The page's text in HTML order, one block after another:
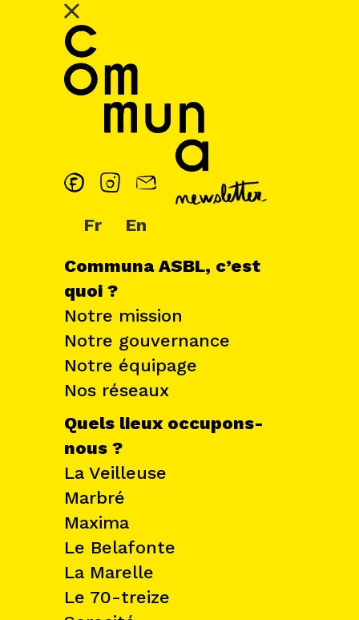
Fr En
Communa ASBL, c’est
quoi ?
Notre mission
Notre gouvernance
Notre équipage
Nos réseaux
Quels lieux occupons-
nous ?
La Veilleuse
Marbré
Maxima
Le Belafonte
La Marelle
Le 70-treize